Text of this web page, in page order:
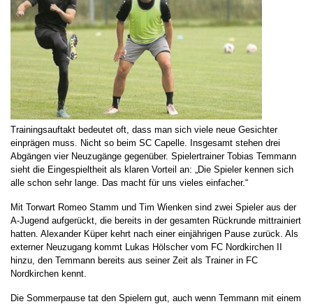
Trainingsauftakt bedeutet oft, dass man sich viele neue Gesichter
einprägen muss. Nicht so beim SC Capelle. Insgesamt stehen drei
Abgängen vier Neuzugänge gegenüber. Spielertrainer Tobias Temmann
sieht die Eingespieltheit als klaren Vorteil an: „Die Spieler kennen sich
alle schon sehr lange. Das macht für uns vieles einfacher.“
Mit Torwart Romeo Stamm und Tim Wienken sind zwei Spieler aus der
A-Jugend aufgerückt, die bereits in der gesamten Rückrunde mittrainiert
hatten. Alexander Küper kehrt nach einer einjährigen Pause zurück. Als
externer Neuzugang kommt Lukas Hölscher vom FC Nordkirchen II
hinzu, den Temmann bereits aus seiner Zeit als Trainer in FC
Nordkirchen kennt.
Die Sommerpause tat den Spielern gut, auch wenn Temmann mit einem